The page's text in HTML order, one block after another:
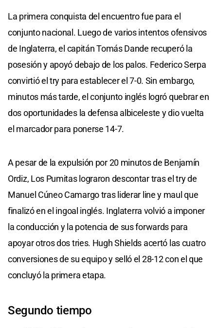
La primera conquista del encuentro fue para el
conjunto nacional. Luego de varios intentos ofensivos
de Inglaterra, el capitán Tomás Dande recuperó la
posesión y apoyó debajo de los palos. Federico Serpa
convirtió el try para establecer el 7-0. Sin embargo,
minutos más tarde, el conjunto inglés logró quebrar en
dos oportunidades la defensa albiceleste y dio vuelta
el marcador para ponerse 14-7.
A pesar de la expulsión por 20 minutos de Benjamín
Ordiz, Los Pumitas lograron descontar tras el try de
Manuel Cúneo Camargo tras liderar line y maul que
finalizó en el ingoal inglés. Inglaterra volvió a imponer
la conducción y la potencia de sus forwards para
apoyar otros dos tries. Hugh Shields acertó las cuatro
conversiones de su equipo y selló el 28-12 con el que
concluyó la primera etapa.
Segundo tiempo